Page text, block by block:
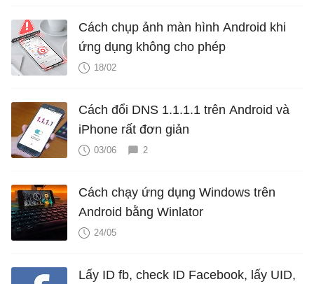
Cách chụp ảnh màn hình Android khi
ứng dụng không cho phép
18/02
Cách đổi DNS 1.1.1.1 trên Android và
iPhone rất đơn giản
03/06 2
Cách chạy ứng dụng Windows trên
Android bằng Winlator
24/05
Lấy ID fb, check ID Facebook, lấy UID,